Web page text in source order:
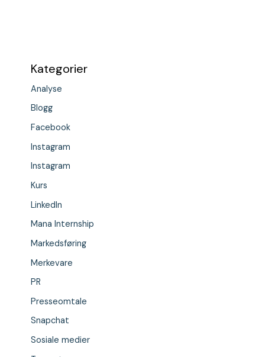
Kategorier
Analyse
Blogg
Facebook
Instagram
Instagram
Kurs
LinkedIn
Mana Internship
Markedsføring
Merkevare
PR
Presseomtale
Snapchat
Sosiale medier